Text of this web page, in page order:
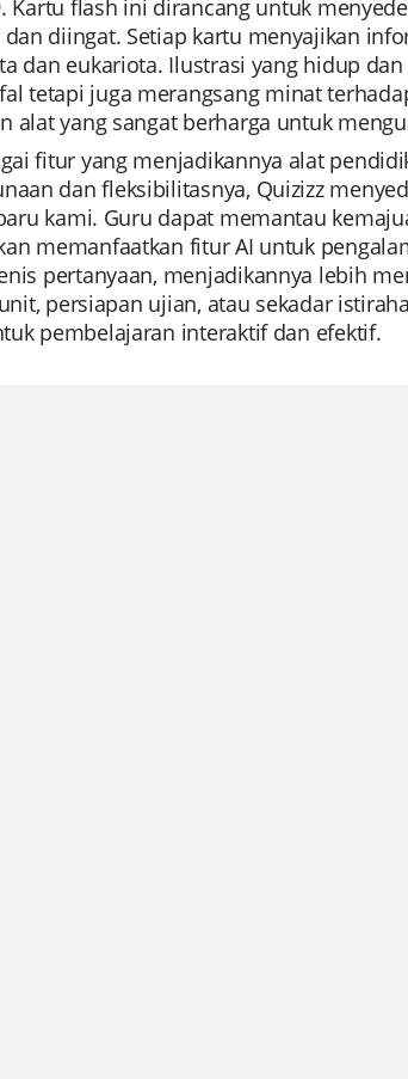
Kartu flash ini dirancang untuk
diingat. Setiap kartu menyajikan
dan eukariota. Ilustrasi yang hidup
tetapi juga merangsang minat
alat yang sangat berharga untuk
fitur yang menjadikannya alat
dan fleksibilitasnya, Quizizz
kami. Guru dapat memantau
memanfaatkan fitur AI untuk
pertanyaan, menjadikannya lebih
persiapan ujian, atau sekadar
pembelajaran interaktif dan efektif.